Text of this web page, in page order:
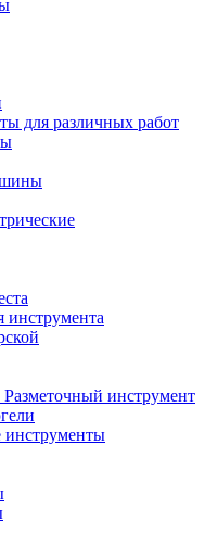
для различных работ
инструмент
инструменты